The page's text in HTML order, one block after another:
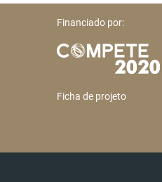
Financiado por:
Ficha de projeto